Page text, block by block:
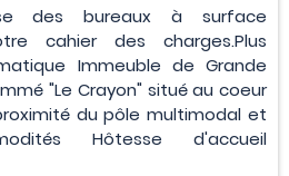
des bureaux à surface
cahier des charges.Plus
Immeuble de Grande
"Le Crayon" situé au coeur
du pôle multimodal et
Hôtesse d'accueil